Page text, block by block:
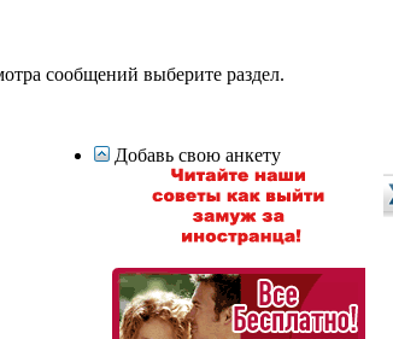
сообщений выберите раздел.
Добавь свою анкету